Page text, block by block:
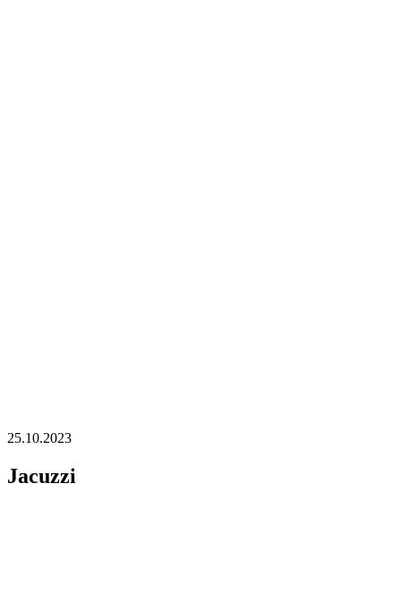
25.10.2023
Jacuzzi